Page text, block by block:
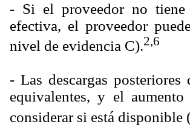
- Si el proveedor no
efectiva, el proveedor
nivel de evidencia C).2,6
- Las descargas
equivalentes, y el
considerar si está